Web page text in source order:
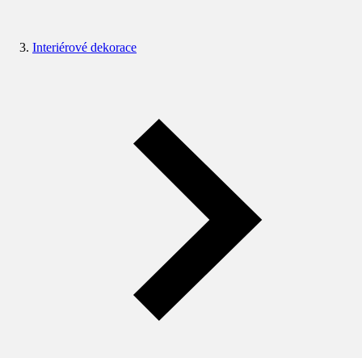
Interiérové dekorace